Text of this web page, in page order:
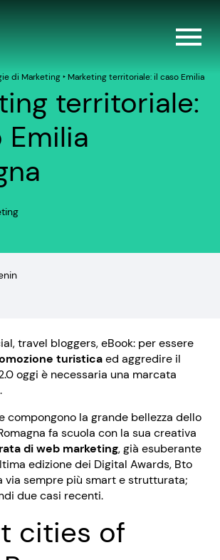
di Marketing‣ Marketing territoriale: il caso Emilia
territoriale:
Emilia
travel bloggers, eBook: per essere
turisticaed aggredire il
oggi è necessaria una marcata
.
compongono la grande bellezza dello
fa scuola con la sua creativa
di web marketing, già esuberante
edizione dei Digital Awards, Bto
via sempre più smart e strutturata;
due casi recenti.
cities of